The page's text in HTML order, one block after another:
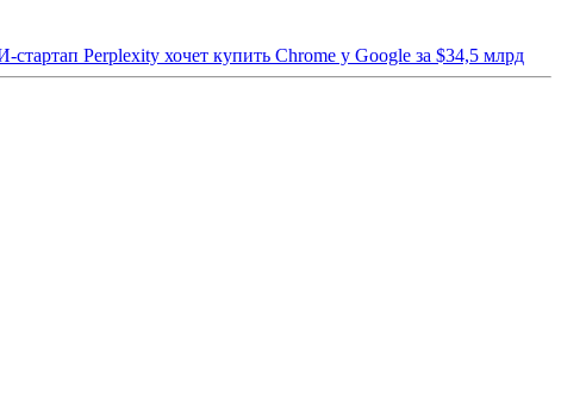
стартап Perplexity хочет купить Chrome у Google за $34,5 млрд